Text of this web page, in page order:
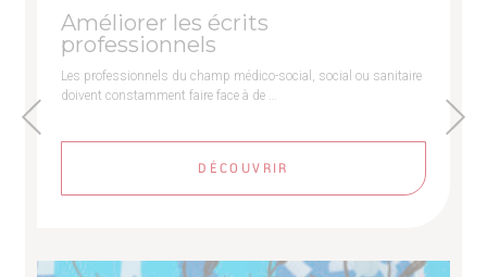
Améliorer les écrits
professionnels
Les professionnels du champ médico-social, social ou sanitaire
doivent constamment faire face à de …
DÉCOUVRIR